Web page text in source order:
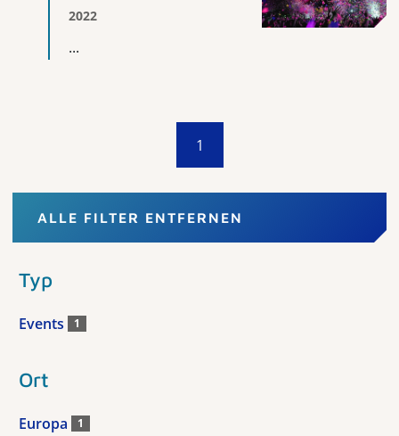
2022
...
1
ALLE FILTER ENTFERNEN
Typ
Events 1
Ort
Europa 1